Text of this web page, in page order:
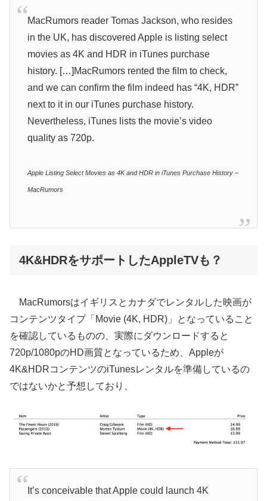
MacRumors reader Tomas Jackson, who resides
in the UK, has discovered Apple is listing select
movies as 4K and HDR in iTunes purchase
history. […]MacRumors rented the film to check,
and we can confirm the film indeed has “4K, HDR”
next to it in our iTunes purchase history.
Nevertheless, iTunes lists the movie’s video
quality as 720p.
Apple Listing Select Movies as 4K and HDR in iTunes Purchase History –
MacRumors
4K&HDRをサポートしたAppleTVも？
MacRumorsはイギリスとカナダでレンタルした映画が
コンテンツタイプ「Movie (4K, HDR)」となっていること
を確認しているものの、実際にダウンロードすると
720p/1080pのHD画質となっているため、Appleが
4K&HDRコンテンツのiTunesレンタルを準備しているの
ではないかと予想しており、
It’s conceivable that Apple could launch 4K